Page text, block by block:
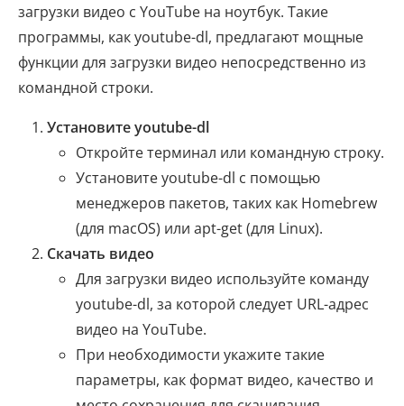
загрузки видео с YouTube на ноутбук. Такие
программы, как youtube-dl, предлагают мощные
функции для загрузки видео непосредственно из
командной строки.
Установите youtube-dl
Откройте терминал или командную строку.
Установите youtube-dl с помощью
менеджеров пакетов, таких как Homebrew
(для macOS) или apt-get (для Linux).
Скачать видео
Для загрузки видео используйте команду
youtube-dl, за которой следует URL-адрес
видео на YouTube.
При необходимости укажите такие
параметры, как формат видео, качество и